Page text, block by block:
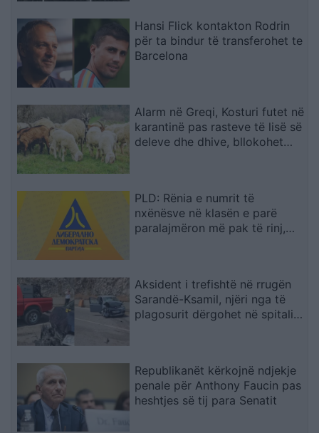
Hansi Flick kontakton Rodrin
për ta bindur të transferohet te
Barcelona
Alarm në Greqi, Kosturi futet në
karantinë pas rasteve të lisë së
deleve dhe dhive, bllokohet
PLD: Rënia e numrit të
nxënësve në klasën e parë
paralajmëron më pak të rinj,
Aksident i trefishtë në rrugën
Sarandë-Ksamil, njëri nga të
plagosurit dërgohet në spitalin
Republikanët kërkojnë ndjekje
penale për Anthony Faucin pas
heshtjes së tij para Senatit